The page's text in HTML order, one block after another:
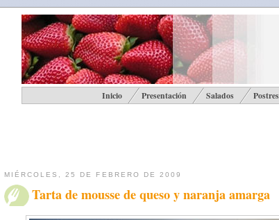
Inicio Presentación Salados Postres
MIÉRCOLES, 25 DE FEBRERO DE 2009
Tarta de mousse de queso y naranja amarga